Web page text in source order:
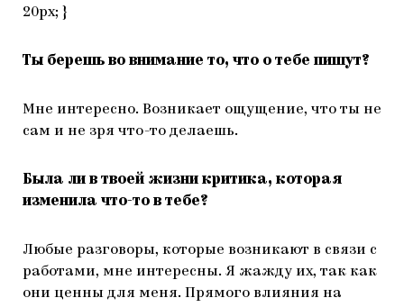
20px; }
Ты берешь во внимание то, что о тебе пишут?
Мне интересно. Возникает ощущение, что ты не
сам и не зря что-то делаешь.
Была ли в твоей жизни критика, которая
изменила что-то в тебе?
Любые разговоры, которые возникают в связи с
работами, мне интересны. Я жажду их, так как
они ценны для меня. Прямого влияния на